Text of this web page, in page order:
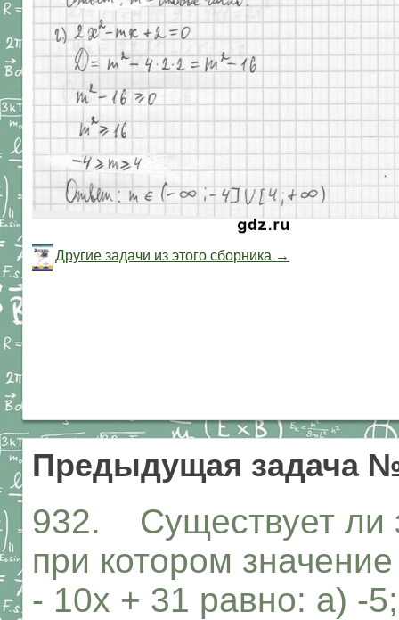
Другие задачи из этого сборника →
Предыдущая задача
932. Существует ли
при котором
- 10х + 31 равно: а) -